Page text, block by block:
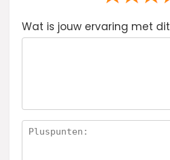
va
n
n
de 5
sterren
sterren
sterren
sterren
Wat is jouw ervaring met